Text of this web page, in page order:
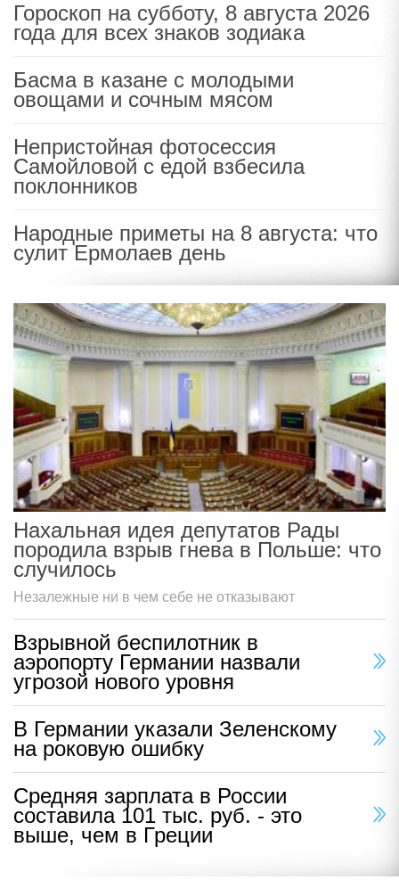
Гороскоп на субботу, 8 августа 2026
года для всех знаков зодиака
Басма в казане с молодыми
овощами и сочным мясом
Непристойная фотосессия
Самойловой с едой взбесила
поклонников
Народные приметы на 8 августа: что
сулит Ермолаев день
Нахальная идея депутатов Рады
породила взрыв гнева в Польше: что
случилось
Незалежные ни в чем себе не отказывают
Взрывной беспилотник в
аэропорту Германии назвали
угрозой нового уровня
В Германии указали Зеленскому
на роковую ошибку
Средняя зарплата в России
составила 101 тыс. руб. - это
выше, чем в Греции